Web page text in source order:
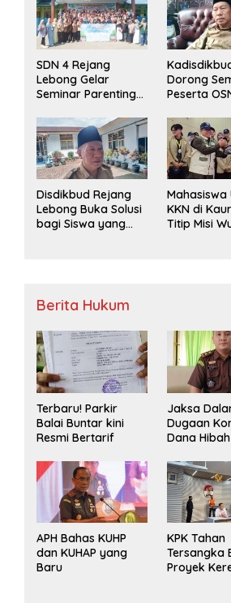
SDN 4 Rejang
Lebong Gelar
Seminar Parenting
Bullying,
Kadisdikbud: Patut
Jadi Contoh
Dorong
Peserta
Disdikbud Rejang
Lebong Buka Solusi
bagi Siswa yang
Mahasiswa
KKN di
Titip Misi
Berita Hukum
Terbaru! Parkir
Balai Buntar kini
Resmi Bertarif
Jaksa
Dugaan
Dana
Kaur
APH Bahas KUHP
dan KUHAP yang
Baru
KPK Tahan
Tersangka
Proyek